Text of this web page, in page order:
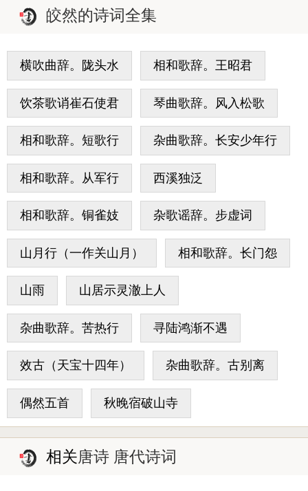
皎然的诗词全集
横吹曲辞。陇头水 相和歌辞。王昭君
饮茶歌诮崔石使君 琴曲歌辞。风入松歌
相和歌辞。短歌行 杂曲歌辞。长安少年行
相和歌辞。从军行 西溪独泛
相和歌辞。铜雀妓 杂歌谣辞。步虚词
山月行（一作关山月） 相和歌辞。长门怨
山雨 山居示灵澈上人
杂曲歌辞。苦热行 寻陆鸿渐不遇
效古（天宝十四年） 杂曲歌辞。古别离
偶然五首 秋晚宿破山寺
相关唐诗 唐代诗词